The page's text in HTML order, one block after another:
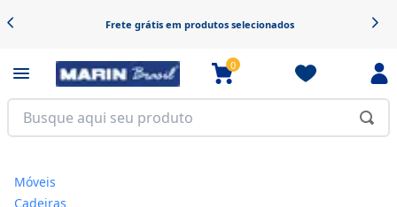
Frete grátis em produtos selecionados
0
Móveis
Cadeiras